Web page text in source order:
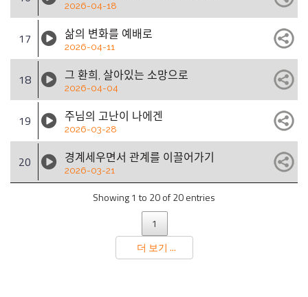
2026-04-18
17 삶의 변화를 예배로
2026-04-11
18 그 환희, 살아있는 소망으로
2026-04-04
19 주님의 고난이 나에겐
2026-03-28
20 경계세우면서 관계를 이끌어가기
2026-03-21
Showing 1 to 20 of 20 entries
1
더 보기 ...